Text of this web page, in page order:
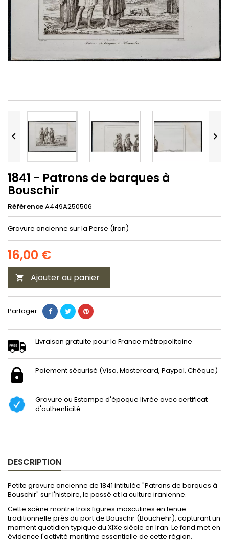
 
1841 - Patrons de barques à
Bouschir
RéférenceA449A250506
Gravure ancienne sur la Perse (Iran)
16,00 €
 Ajouter au panier
Partager
Livraison gratuite pour la France métropolitaine
Paiement sécurisé (Visa, Mastercard, Paypal, Chèque)
Gravure ou Estampe d'époque livrée avec certificat
d'authenticité.
DESCRIPTION
Petite gravure ancienne de 1841 intitulée "Patrons de barques à
Bouschir" sur l'histoire, le passé et la culture iranienne.
Cette scène montre trois figures masculines en tenue
traditionnelle près du port de Bouschir (Bouchehr), capturant un
moment quotidien typique du XIXe siècle en Iran. Le fond met en
évidence l'activité maritime essentielle de cette région.